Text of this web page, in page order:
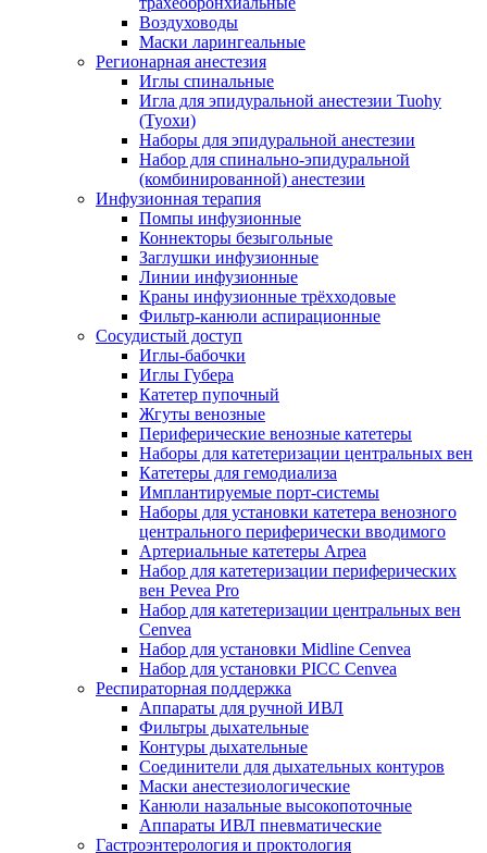
Воздуховоды
Маски ларингеальные
Регионарная анестезия
Иглы спинальные
Игла для эпидуральной анестезии Tuohy
(Туохи)
Наборы для эпидуральной анестезии
Набор для спинально-эпидуральной
(комбинированной) анестезии
Инфузионная терапия
Помпы инфузионные
Коннекторы безыгольные
Заглушки инфузионные
Линии инфузионные
Краны инфузионные трёхходовые
Фильтр-канюли аспирационные
Сосудистый доступ
Иглы-бабочки
Иглы Губера
Катетер пупочный
Жгуты венозные
Периферические венозные катетеры
Наборы для катетеризации центральных вен
Катетеры для гемодиализа
Имплантируемые порт‑системы
Наборы для установки катетера венозного
центрального периферически вводимого
Артериальные катетеры Arpea
Набор для катетеризации периферических
вен Pevea Pro
Набор для катетеризации центральных вен
Cenvea
Набор для установки Midline Cenvea
Набор для установки PICC Cenvea
Респираторная поддержка
Аппараты для ручной ИВЛ
Фильтры дыхательные
Контуры дыхательные
Соединители для дыхательных контуров
Маски анестезиологические
Канюли назальные высокопоточные
Аппараты ИВЛ пневматические
Гастроэнтерология и проктология